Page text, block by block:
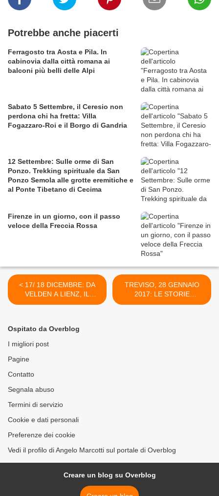
Potrebbe anche piacerti
Ferragosto tra Aosta e Pila. In
cabinovia dalla città romana ai
balconi più belli delle Alpi
Sabato 5 Settembre, il Ceresio non
perdona chi ha fretta: Villa
Fogazzaro-Roi e il Borgo di Gandria
12 Settembre: Sulle orme di San
Ponzo. Trekking spirituale da San
Ponzo Semola alle grotte eremitiche e
al Ponte Tibetano di Cecima
Firenze in un giorno, con il passo
veloce della Freccia Rossa
< 17/ 18 DICEMBRE: DA
VELDEN A LIENZ, IL
RETROGUSTO
TREVISO, 28 GENNAIO
2017: LE STORIE
DELL’IMPRESSIONISMO.
Ospitato da Overblog
I migliori post
Pagine
Contatto
Segnala abuso
Termini di servizio
Cookie e dati personali
Preferenze dei cookie
Vedi il profilo di Angelo Marcotti sul portale di Overblog
Creare un blog su Overblog